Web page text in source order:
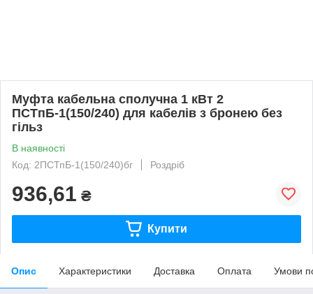
Муфта кабельна сполучна 1 кВт 2
ПСТпБ-1(150/240) для кабелів з бронею без
гільз
В наявності
Код: 2ПСТпБ-1(150/240)бг
Роздріб
936,61 ₴
Купити
Опис Характеристики Доставка Оплата Умови